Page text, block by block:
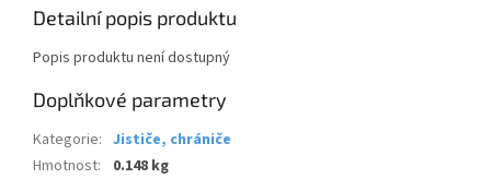
Detailní popis produktu
Popis produktu není dostupný
Doplňkové parametry
Kategorie: Jističe, chrániče
Hmotnost: 0.148 kg